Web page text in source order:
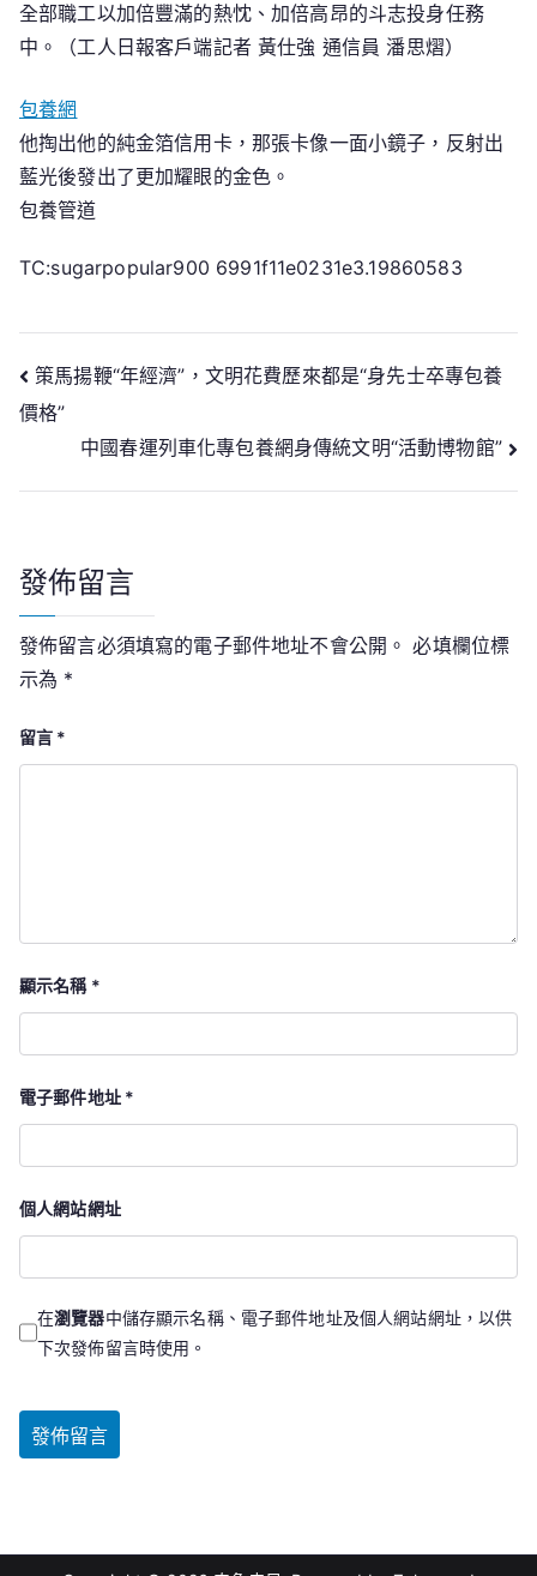
全部職工以加倍豐滿的熱忱、加倍高昂的斗志投身任務
中。（工人日報客戶端記者 黃仕強 通信員 潘思熠）
包養網
他掏出他的純金箔信用卡，那張卡像一面小鏡子，反射出
藍光後發出了更加耀眼的金色。
包養管道
TC:sugarpopular900 6991f11e0231e3.19860583
文
章
導
策馬揚鞭“年經濟”，文明花費歷來都是“身先士卒專包養
價格”
中國春運列車化專包養網身傳統文明“活動博物館”
發佈留言
發佈留言必須填寫的電子郵件地址不會公開。 必填欄位標
示為 *
留言 *
顯示名稱 *
電子郵件地址 *
個人網站網址
在瀏覽器中儲存顯示名稱、電子郵件地址及個人網站網址，以供
下次發佈留言時使用。